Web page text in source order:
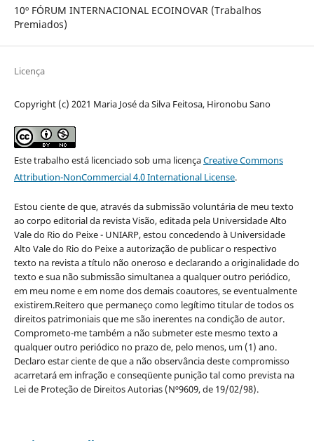
10º FÓRUM INTERNACIONAL ECOINOVAR (Trabalhos
Premiados)
Licença
Copyright (c) 2021 Maria José da Silva Feitosa, Hironobu Sano
Este trabalho está licenciado sob uma licençaCreative Commons
Attribution-NonCommercial 4.0 International License.
Estou ciente de que, através da submissão voluntária de meu texto
ao corpo editorial da revista Visão, editada pela Universidade Alto
Vale do Rio do Peixe - UNIARP, estou concedendo à Universidade
Alto Vale do Rio do Peixe a autorização de publicar o respectivo
texto na revista a título não oneroso e declarando a originalidade do
texto e sua não submissão simultanea a qualquer outro periódico,
em meu nome e em nome dos demais coautores, se eventualmente
existirem.Reitero que permaneço como legítimo titular de todos os
direitos patrimoniais que me são inerentes na condição de autor.
Comprometo-me também a não submeter este mesmo texto a
qualquer outro periódico no prazo de, pelo menos, um (1) ano.
Declaro estar ciente de que a não observância deste compromisso
acarretará em infração e conseqüente punição tal como prevista na
Lei de Proteção de Direitos Autorias (Nº9609, de 19/02/98).